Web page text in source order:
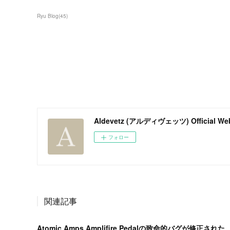
Ryu Blog(45)
Aldevetz (アルディヴェッツ) Official
フォロー
関連記事
Atomic Amps Amplifire Pedalの致命的バグが修正された